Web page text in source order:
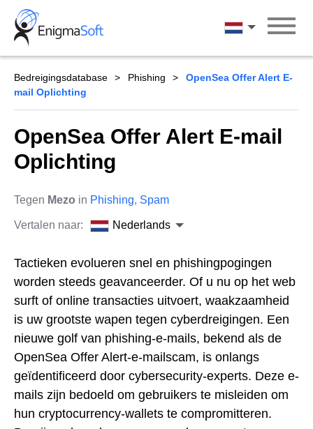
Skip
content
Nederlands
Bedreigingsdatabase Phishing
OpenSea Offer Alert E-
mail Oplichting
OpenSea Offer Alert E-mail
Oplichting
Tegen Mezo in Phishing, Spam
Vertalen naar: Nederlands
Tactieken evolueren snel en phishingpogingen
worden steeds geavanceerder. Of u nu op het web
surft of online transacties uitvoert, waakzaamheid
is uw grootste wapen tegen cyberdreigingen. Een
nieuwe golf van phishing-e-mails, bekend als de
OpenSea Offer Alert-e-mailscam, is onlangs
geïdentificeerd door cybersecurity-experts. Deze e-
mails zijn bedoeld om gebruikers te misleiden om
hun cryptocurrency-wallets te compromitteren.